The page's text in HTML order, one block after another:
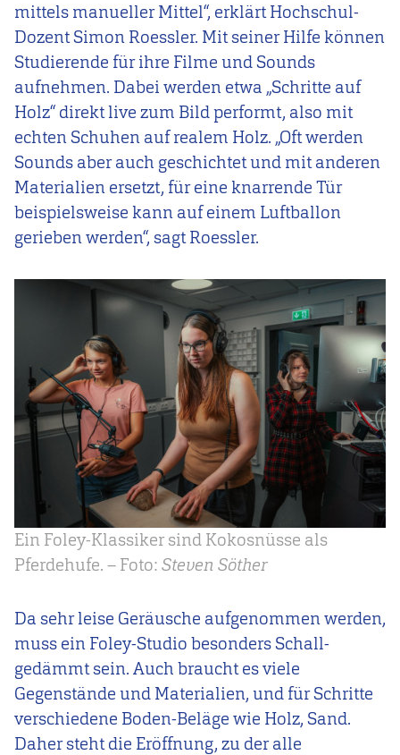
mittels manueller Mittel“, erklärt Hochschul-
Dozent Simon Roessler. Mit seiner Hilfe können
Studierende für ihre Filme und Sounds
aufnehmen. Dabei werden etwa „Schritte auf
Holz“ direkt live zum Bild performt, also mit
echten Schuhen auf realem Holz. „Oft werden
Sounds aber auch geschichtet und mit anderen
Materialien ersetzt, für eine knarrende Tür
beispielsweise kann auf einem Luftballon
gerieben werden“, sagt Roessler.
Ein Foley-Klassiker sind Kokosnüsse als
Pferdehufe. – Foto: Steven Söther
Da sehr leise Geräusche aufgenommen werden,
muss ein Foley-Studio besonders Schall-
gedämmt sein. Auch braucht es viele
Gegenstände und Materialien, und für Schritte
verschiedene Boden-Beläge wie Holz, Sand.
Daher steht die Eröffnung, zu der alle